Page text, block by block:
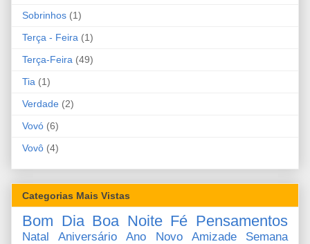
Sobrinhos (1)
Terça - Feira (1)
Terça-Feira (49)
Tia (1)
Verdade (2)
Vovó (6)
Vovô (4)
Categorias Mais Vistas
Bom Dia Boa Noite Fé Pensamentos
Natal Aniversário Ano Novo Amizade
Semana